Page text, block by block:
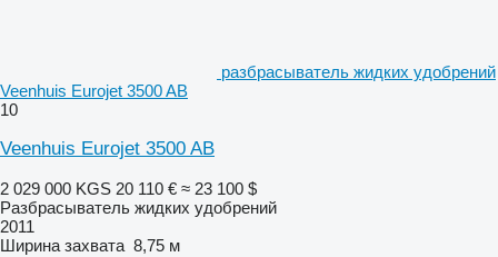
разбрасыватель жидких удобрений
Veenhuis Eurojet 3500 AB
10
Veenhuis Eurojet 3500 AB
2 029 000 KGS 20 110 € ≈ 23 100 $
Разбрасыватель жидких удобрений
2011
Ширина захвата 8,75 м